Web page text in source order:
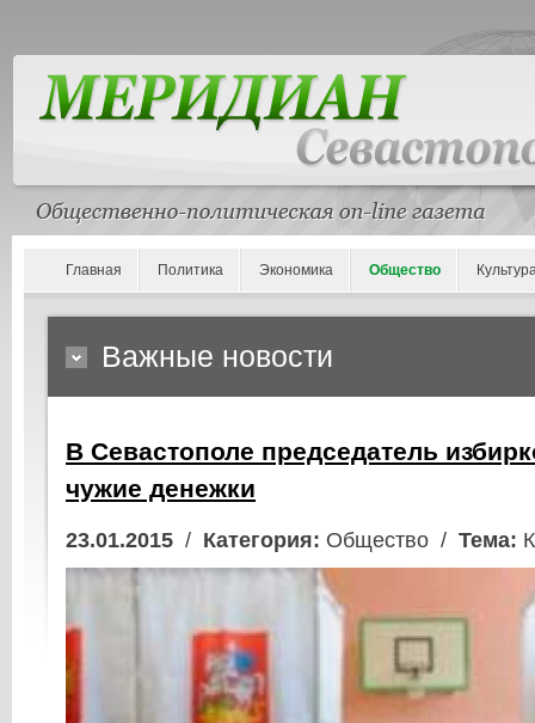
Главная Политика Экономика Общество
Важные новости
В Севастополе председатель
чужие денежки
23.01.2015 / Категория: Общество / Тема: